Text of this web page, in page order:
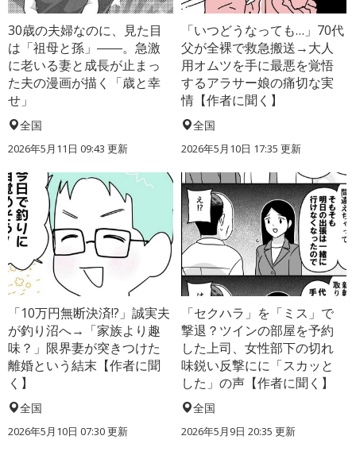
30歳の夫婦なのに、見た目
は「祖母と孫」――。急激
に老いる妻と成長が止まっ
た夫の漫画が描く「歳と幸
せ」
全国
2026年5月11日 09:43 更新
「いつどうなっても…」70代
父が全裸で救急搬送→大人
用オムツを手に最悪を覚悟
するアラサー娘の痛切な実
情【作者に聞く】
全国
2026年5月10日 17:35 更新
「10万円無断決済!?」誠実夫
が釣り沼へ→「家族より趣
味？」限界妻が突きつけた
離婚という結末【作者に聞
く】
全国
2026年5月10日 07:30 更新
「セクハラ」を「ミス」で
撃退？ツインの部屋を予約
した上司、女性部下の切れ
味鋭い反撃にに「スカッと
した」の声【作者に聞く】
全国
2026年5月9日 20:35 更新